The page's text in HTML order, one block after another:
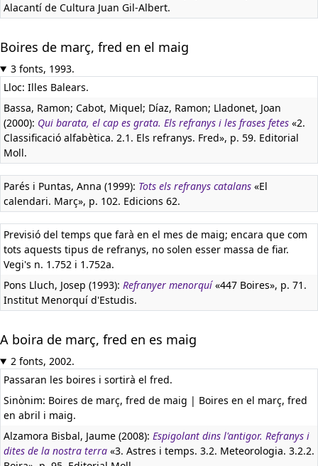
Alacantí de Cultura Juan Gil-Albert.
Boires de març, fred en el maig
3 fonts, 1993.
Lloc: Illes Balears.
Bassa, Ramon; Cabot, Miquel; Díaz, Ramon; Lladonet, Joan
(2000): Qui barata, el cap es grata. Els refranys i les frases fetes «2.
Classificació alfabètica. 2.1. Els refranys. Fred», p. 59. Editorial
Moll.
Parés i Puntas, Anna (1999): Tots els refranys catalans «El
calendari. Març», p. 102. Edicions 62.
Previsió del temps que farà en el mes de maig; encara que com
tots aquests tipus de refranys, no solen esser massa de fiar.
Vegi's n. 1.752 i 1.752a.
Pons Lluch, Josep (1993): Refranyer menorquí«447 Boires», p. 71.
Institut Menorquí d'Estudis.
A boira de març, fred en es maig
2 fonts, 2002.
Passaran les boires i sortirà el fred.
Sinònim: Boires de març, fred de maig | Boires en el març, fred
en abril i maig.
Alzamora Bisbal, Jaume (2008): Espigolant dins l'antigor. Refranys i
dites de la nostra terra «3. Astres i temps. 3.2. Meteorologia. 3.2.2.